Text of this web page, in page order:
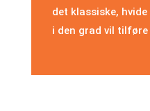
det klassiske,
i den grad vil